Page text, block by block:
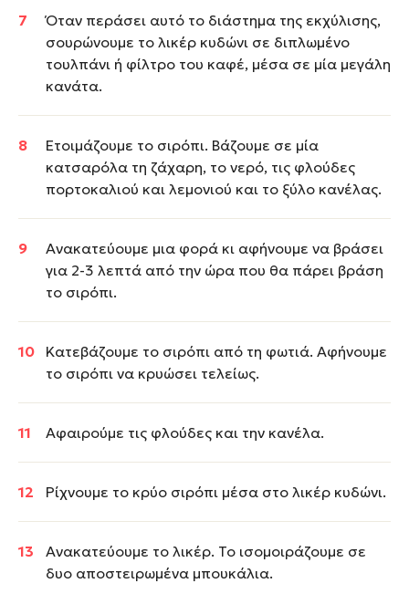
Όταν περάσει αυτό το διάστημα της εκχύλισης,
σουρώνουμε το λικέρ κυδώνι σε διπλωμένο
τουλπάνι ή φίλτρο του καφέ, μέσα σε μία μεγάλη
κανάτα.
Ετοιμάζουμε το σιρόπι. Βάζουμε σε μία
κατσαρόλα τη ζάχαρη, το νερό, τις φλούδες
πορτοκαλιού και λεμονιού και το ξύλο κανέλας.
Ανακατεύουμε μια φορά κι αφήνουμε να βράσει
για 2-3 λεπτά από την ώρα που θα πάρει βράση
το σιρόπι.
Κατεβάζουμε το σιρόπι από τη φωτιά. Αφήνουμε
το σιρόπι να κρυώσει τελείως.
Αφαιρούμε τις φλούδες και την κανέλα.
Ρίχνουμε το κρύο σιρόπι μέσα στο λικέρ κυδώνι.
Ανακατεύουμε το λικέρ. Το ισομοιράζουμε σε
δυο αποστειρωμένα μπουκάλια.